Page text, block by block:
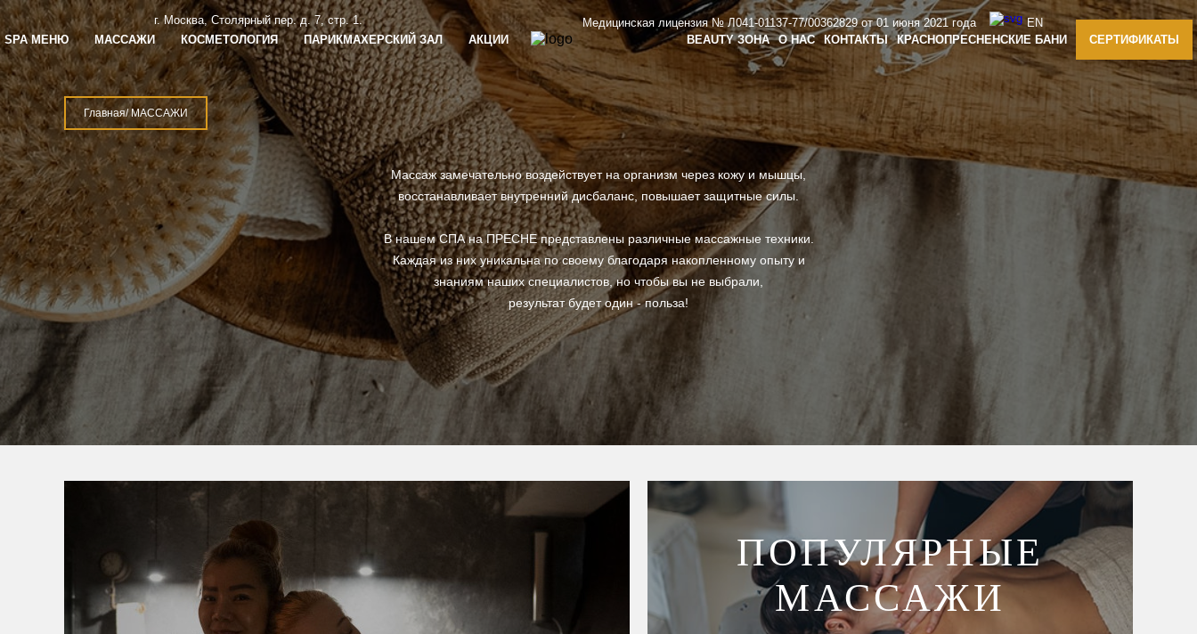
г. Москва, Столярный пер. д. 7, стр. 1. +7 499 253 54 49 +7 977 666 67 70 Медицинская лицензия № Л041-01137-77/00362829 от 01 июня 2021 года
EN
SPA МЕНЮ
МАССАЖИ КОСМЕТОЛОГИЯ ПАРИКМАХЕРСКИЙ ЗАЛ АКЦИИ BEAUTY ЗОНА О НАС КОНТАКТЫ КРАСНОПРЕСНЕНСКИЕ БАНИ СЕРТИФИКАТЫ
Главная/ МАССАЖИ
Массаж замечательно воздействует на организм через кожу и мышцы,
восстанавливает внутренний дисбаланс, повышает защитные силы.
В нашем СПА на ПРЕСНЕ представлены различные массажные техники.
Каждая из них уникальна по своему благодаря накопленному опыту и
знаниям наших специалистов, но чтобы вы не выбрали,
результат будет один - польза!
ПОПУЛЯРНЫЕ
МАССАЖИ